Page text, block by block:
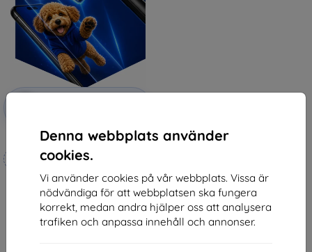
Denna webbplats använder
cookies.
Vi använder cookies på vår webbplats. Vissa är
nödvändiga för att webbplatsen ska fungera
korrekt, medan andra hjälper oss att analysera
trafiken och anpassa innehåll och annonser.
Rabatt
3mk Hammer protective film
Tillverkat efter mått
247 kr
222 kr
I lager 3 st